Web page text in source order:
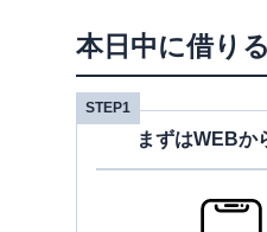
本日中に借り
STEP1
まずはWEBか